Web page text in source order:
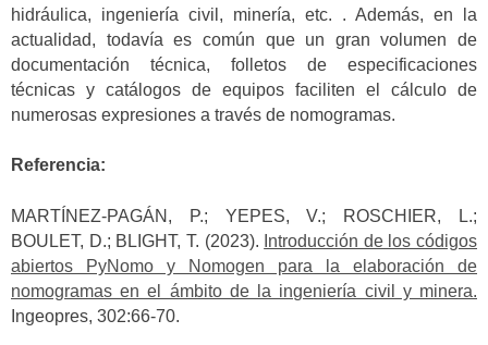
hidráulica, ingeniería civil, minería, etc. . Además, en la
actualidad, todavía es común que un gran volumen de
documentación técnica, folletos de especificaciones
técnicas y catálogos de equipos faciliten el cálculo de
numerosas expresiones a través de nomogramas.
Referencia:
MARTÍNEZ-PAGÁN, P.; YEPES, V.; ROSCHIER, L.;
BOULET, D.; BLIGHT, T. (2023). Introducción de los códigos
abiertos PyNomo y Nomogen para la elaboración de
nomogramas en el ámbito de la ingeniería civil y minera.
Ingeopres, 302:66-70.